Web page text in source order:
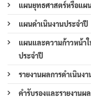
แผนยุทธศาสตร์หรือแผ
แผนดำเนินงานประจำปี
แผนและความก้าวหน้า
ประจำปี
รายงานผลการดำเนินง
คำรับรองและรายงานผ